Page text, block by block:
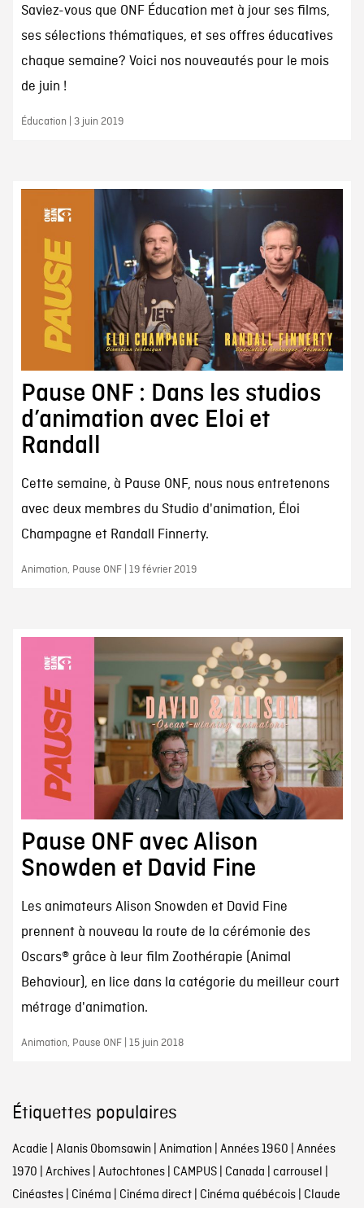
Saviez-vous que ONF Éducation met à jour ses films,
ses sélections thématiques, et ses offres éducatives
chaque semaine? Voici nos nouveautés pour le mois
de juin !
Éducation | 3 juin 2019
Pause ONF : Dans les studios
d’animation avec Eloi et
Randall
Cette semaine, à Pause ONF, nous nous entretenons
avec deux membres du Studio d'animation, Éloi
Champagne et Randall Finnerty.
Animation, Pause ONF | 19 février 2019
Pause ONF avec Alison
Snowden et David Fine
Les animateurs Alison Snowden et David Fine
prennent à nouveau la route de la cérémonie des
Oscars® grâce à leur film Zoothérapie (Animal
Behaviour), en lice dans la catégorie du meilleur court
métrage d'animation.
Animation, Pause ONF | 15 juin 2018
Étiquettes populaires
Acadie Alanis Obomsawin Animation Années 1960 Années
1970 Archives| Autochtones| CAMPUS| Canada carrousel
Cinéastes| Cinéma Cinéma direct| Cinéma québécois| Claude